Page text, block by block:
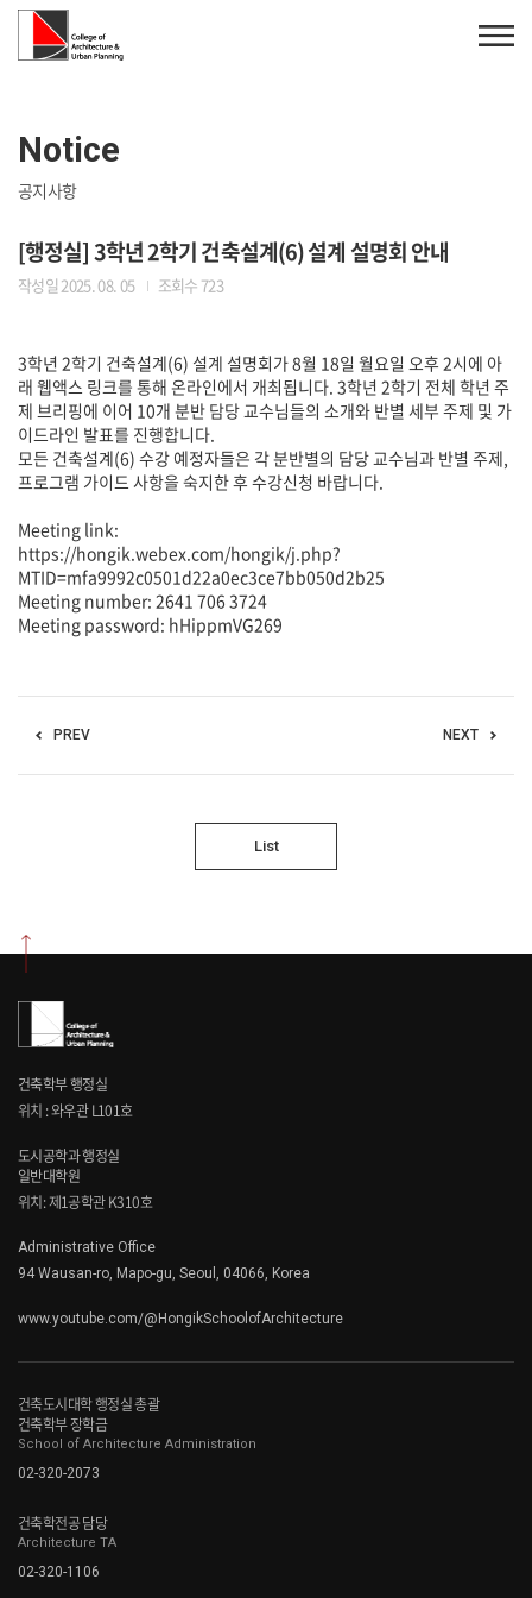
Notice
공지사항
[행정실] 3학년 2학기 건축설계(6) 설계 설명회 안내
작성일 2025. 08. 05 조회수 723
3학년 2학기 건축설계(6) 설계 설명회가 8월 18일 월요일 오후 2시에 아
래 웹액스 링크를 통해 온라인에서 개최됩니다. 3학년 2학기 전체 학년 주
제 브리핑에 이어 10개 분반 담당 교수님들의 소개와 반별 세부 주제 및 가
이드라인 발표를 진행합니다.
모든 건축설계(6) 수강 예정자들은 각 분반별의 담당 교수님과 반별 주제,
프로그램 가이드 사항을 숙지한 후 수강신청 바랍니다.
Meeting link:
https://hongik.webex.com/hongik/j.php?
MTID=mfa9992c0501d22a0ec3ce7bb050d2b25
Meeting number: 2641 706 3724
Meeting password: hHippmVG269
PREV NEXT
List
건축학부 행정실
위치 : 와우관 L101호
도시공학과 행정실
일반대학원
위치: 제1공학관 K310호
Administrative Office
94 Wausan-ro, Mapo-gu, Seoul, 04066, Korea
www.youtube.com/@HongikSchoolofArchitecture
건축도시대학 행정실 총괄
건축학부 장학금
School of Architecture Administration
02-320-2073
건축학전공 담당
Architecture TA
02-320-1106